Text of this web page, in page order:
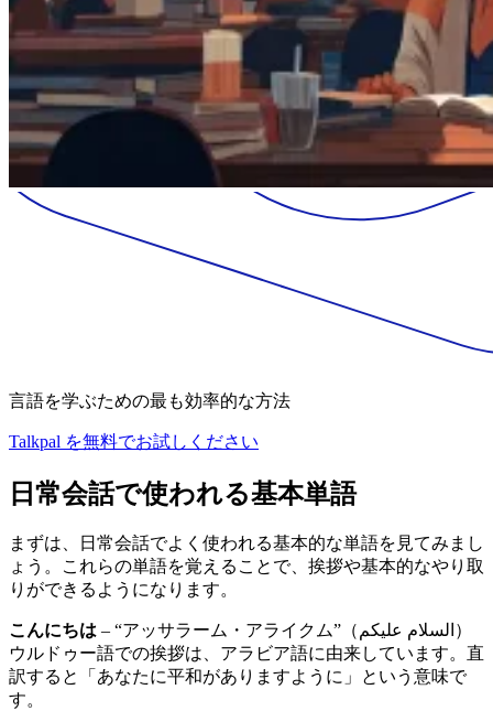
言語を学ぶための最も効率的な方法
Talkpal を無料でお試しください
日常会話で使われる基本単語
まずは、日常会話でよく使われる基本的な単語を見てみまし
ょう。これらの単語を覚えることで、挨拶や基本的なやり取
りができるようになります。
こんにちは
– “アッサラーム・アライクム”（السلام عليكم）
ウルドゥー語での挨拶は、アラビア語に由来しています。直
訳すると「あなたに平和がありますように」という意味で
す。